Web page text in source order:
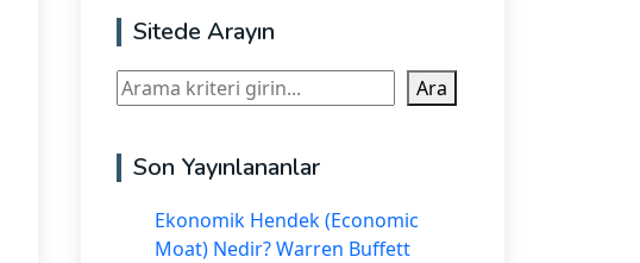
Sitede Arayın
Ara Ara
Son Yayınlananlar
Ekonomik Hendek (Economic
Moat) Nedir? Warren Buffett